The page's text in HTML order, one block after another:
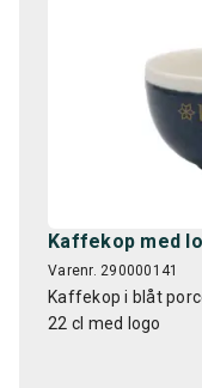
Kaffekop med
Varenr. 290000141
Kaffekop i blåt
22 cl med logo